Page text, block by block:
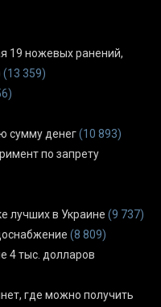
19 ножевых ранений,
(13 359)
сумму денег(10 893)
по запрету
лучших в Украине (9 737)
(8 809)
4 тыс. долларов
где можно получить